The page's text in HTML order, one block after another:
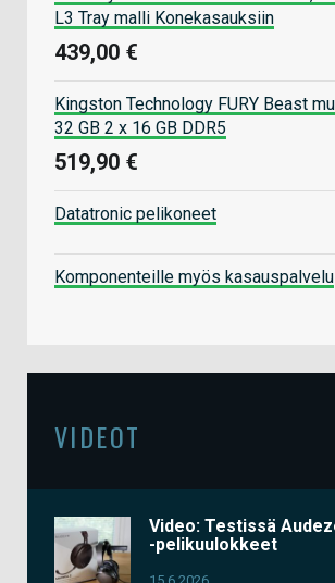
L3 Tray malli Konekasauksiin
439,00 €
Kingston Technology FURY Beast
32 GB 2 x 16 GB DDR5
519,90 €
Datatronic pelikoneet
Komponenteille myös kasauspalvelu
VIDEOT
Video: Testissä
-pelikuulokkeet